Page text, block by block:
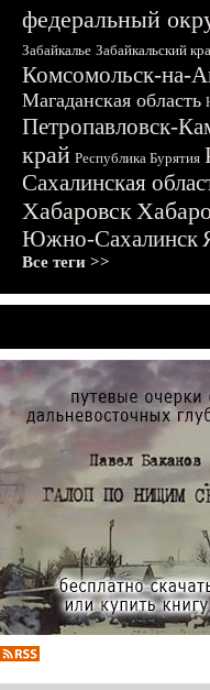
федеральный
Забайкалье Забайкальский
Комсомольск-на-
Магаданская область
Петропавловск-
край Республика Бурятия
Сахалинская
Хабаровск
Южно-Сахалинск
Все теги >>